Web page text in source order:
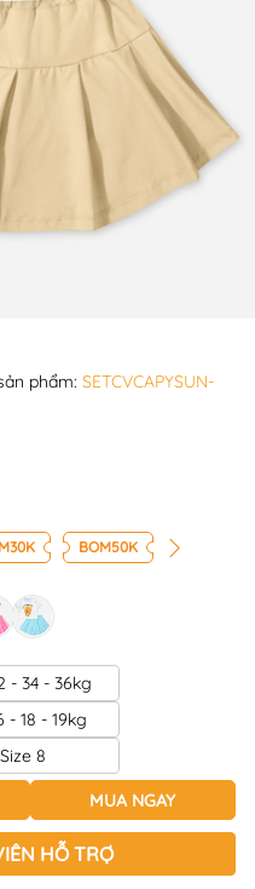
phẩm: SETCVCAPYSUN-
BOM50K
- 34 - 36kg
- 18 - 19kg
Size 8
MUA NGAY
HỖ TRỢ